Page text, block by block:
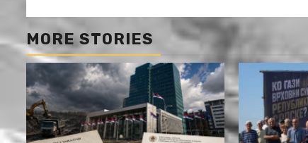
MORE STORIES